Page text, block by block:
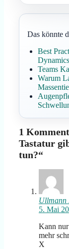
Das könnte
Best
Teams
Warum
1
Tastatur
tun?“
Ullmann
5. Mai
Kann
mehr
X